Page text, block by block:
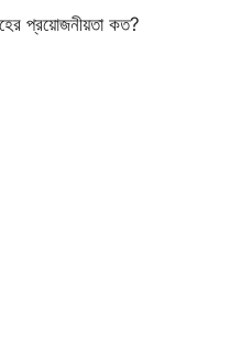
প্রয়োজনীয়তা কত?